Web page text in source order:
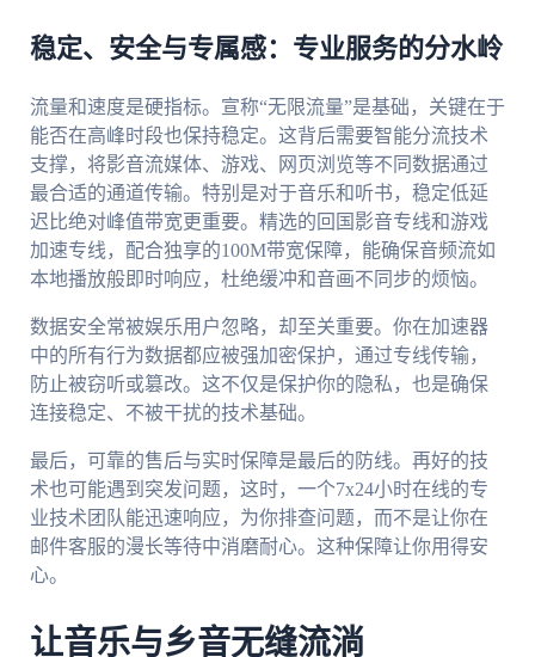
稳定、安全与专属感：专业服务的分水岭
流量和速度是硬指标。宣称“无限流量”是基础，关键在于
能否在高峰时段也保持稳定。这背后需要智能分流技术
支撑，将影音流媒体、游戏、网页浏览等不同数据通过
最合适的通道传输。特别是对于音乐和听书，稳定低延
迟比绝对峰值带宽更重要。精选的回国影音专线和游戏
加速专线，配合独享的100M带宽保障，能确保音频流如
本地播放般即时响应，杜绝缓冲和音画不同步的烦恼。
数据安全常被娱乐用户忽略，却至关重要。你在加速器
中的所有行为数据都应被强加密保护，通过专线传输，
防止被窃听或篡改。这不仅是保护你的隐私，也是确保
连接稳定、不被干扰的技术基础。
最后，可靠的售后与实时保障是最后的防线。再好的技
术也可能遇到突发问题，这时，一个7x24小时在线的专
业技术团队能迅速响应，为你排查问题，而不是让你在
邮件客服的漫长等待中消磨耐心。这种保障让你用得安
心。
让音乐与乡音无缝流淌